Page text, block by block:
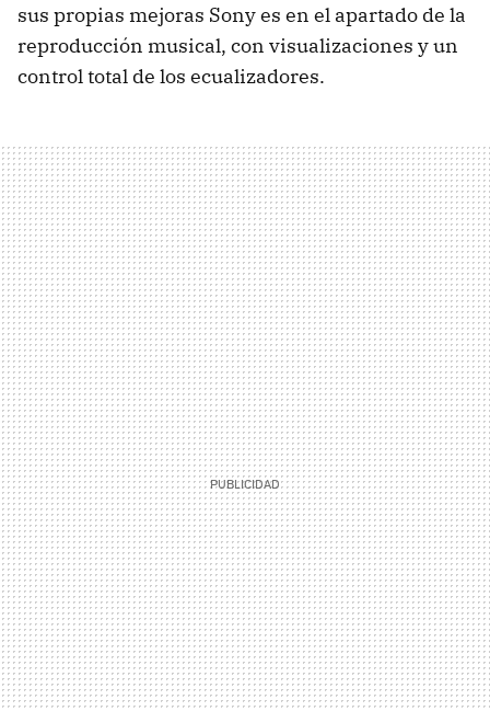
sus propias mejoras Sony es en el apartado de la
reproducción musical, con visualizaciones y un
control total de los ecualizadores.